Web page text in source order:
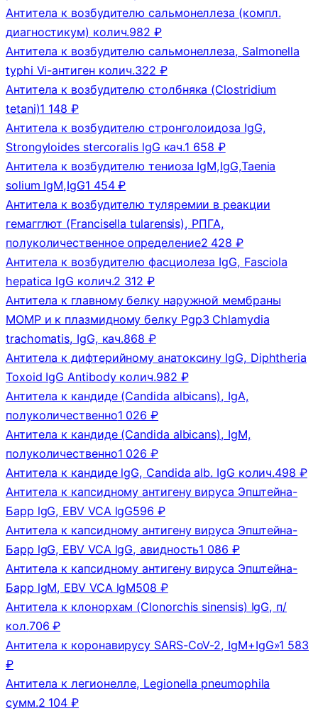
Антитела к возбудителю сальмонеллеза (компл.
диагностикум) колич.982 ₽
Антитела к возбудителю сальмонеллеза, Salmonella
typhi Vi-антиген колич.322 ₽
Антитела к возбудителю столбняка (Clostridium
tetani)1 148 ₽
Антитела к возбудителю стронголоидоза IgG,
Strongyloides stercoralis lgG кач.1 658 ₽
Антитела к возбудителю тениоза IgM,IgG,Taenia
solium IgM,IgG1 454 ₽
Антитела к возбудителю туляремии в реакции
гемагглют (Francisella tularensis), РПГА,
полуколичественное определение2 428 ₽
Антитела к возбудителю фасциолеза IgG, Fasciola
hepatica lgG колич.2 312 ₽
Антитела к главному белку наружной мембраны
МОМР и к плазмидному белку Pgp3 Chlamydia
trachomatis, IgG, кач.868 ₽
Антитела к дифтерийному анатоксину IgG, Diphtheria
Toxoid IgG Antibody колич.982 ₽
Антитела к кандиде (Candida albicans), IgA,
полуколичественно1 026 ₽
Антитела к кандиде (Candida albicans), IgM,
полуколичественно1 026 ₽
Антитела к кандиде lgG, Candida alb. IgG колич.498 ₽
Антитела к капсидному антигену вируса Эпштейна-
Барр lgG, EBV VCA lgG596 ₽
Антитела к капсидному антигену вируса Эпштейна-
Барр lgG, EBV VCA lgG, авидность1 086 ₽
Антитела к капсидному антигену вируса Эпштейна-
Барр lgM, EBV VCA lgM508 ₽
Антитела к клонорхам (Clonorchis sinensis) IgG, п/
кол.706 ₽
Антитела к коронавирусу SARS-CoV-2, IgM+IgG»1 583
₽
Антитела к легионелле, Legionella pneumophila
сумм.2 104 ₽